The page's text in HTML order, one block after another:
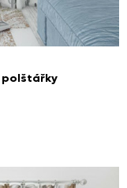
polštářky